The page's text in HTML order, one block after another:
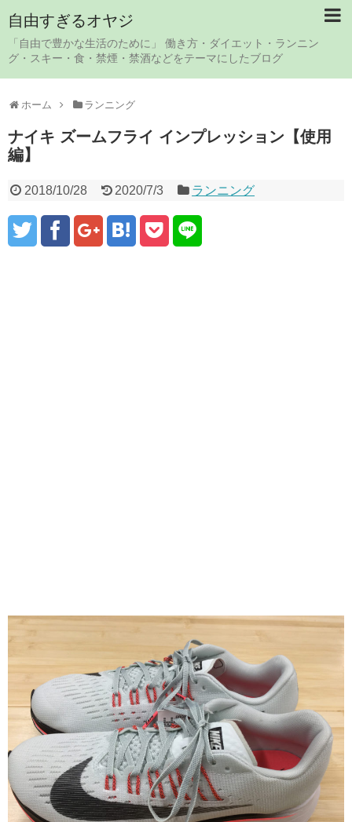
自由すぎるオヤジ
「自由で豊かな生活のために」 働き方・ダイエット・ランニン
グ・スキー・食・禁煙・禁酒などをテーマにしたブログ
ホーム ランニング
ナイキ ズームフライ インプレッション【使用
編】
2018/10/28 2020/7/3 ランニング